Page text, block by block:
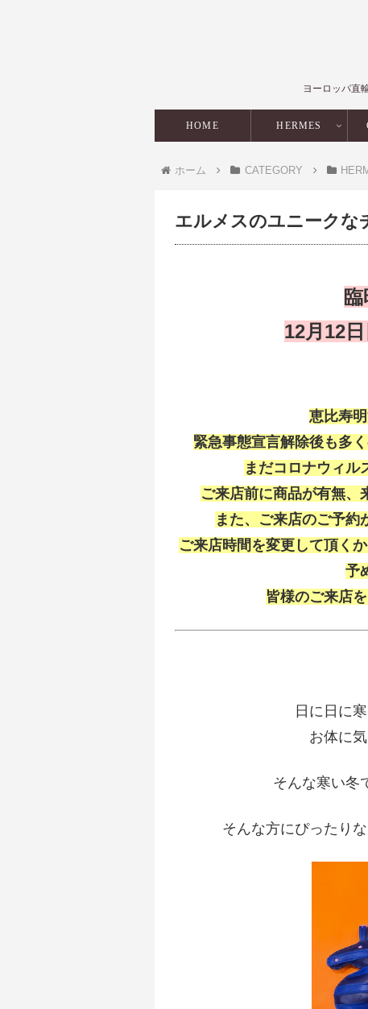
ヨーロッパ直
HOME HERMES
ホーム CATEGORY
エルメスのユニークな
12月12
恵比寿
緊急事態宣言解除後も多
まだコロナウィル
ご来店前に商品が有無、
また、ご来店のご予約
ご来店時間を変更して頂く
予
皆様のご来店
日に日に
お体に
そんな寒い冬
そんな方にぴったり